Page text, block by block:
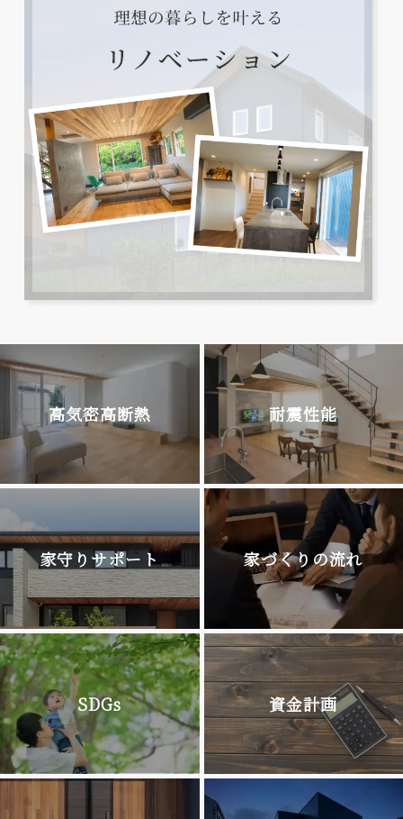
高気密高断熱 耐震性能
家守りサポート 家づくりの流れ
SDGs 資金計画